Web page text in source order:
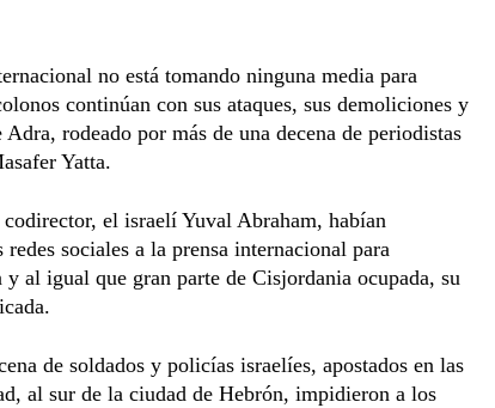
no está tomando ninguna media para
continúan con sus ataques, sus demoliciones y
rodeado por más de una decena de periodistas
Yatta.
el israelí Yuval Abraham, habían
sociales a la prensa internacional para
y al igual que gran parte de Cisjordania ocupada, su
de soldados y policías israelíes, apostados en las
al sur de la ciudad de Hebrón, impidieron a los